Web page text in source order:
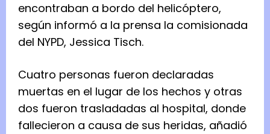
encontraban a bordo del helicóptero,
según informó a la prensa la comisionada
del NYPD, Jessica Tisch.
Cuatro personas fueron declaradas
muertas en el lugar de los hechos y otras
dos fueron trasladadas al hospital, donde
fallecieron a causa de sus heridas, añadió